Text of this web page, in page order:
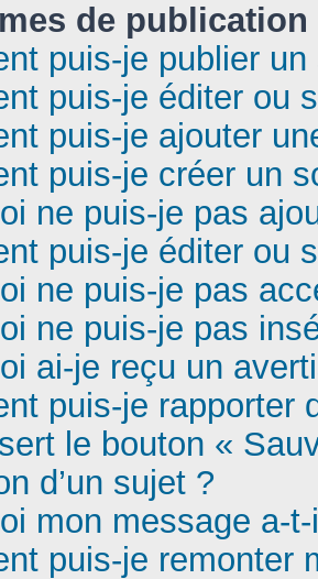
de publication
puis-je publier
puis-je éditer ou
puis-je ajouter
puis-je créer un
ne puis-je pas
puis-je éditer ou
ne puis-je pas
ne puis-je pas
ai-je reçu un
puis-je rapporter
le bouton «
d’un sujet ?
mon message a-
puis-je remonter